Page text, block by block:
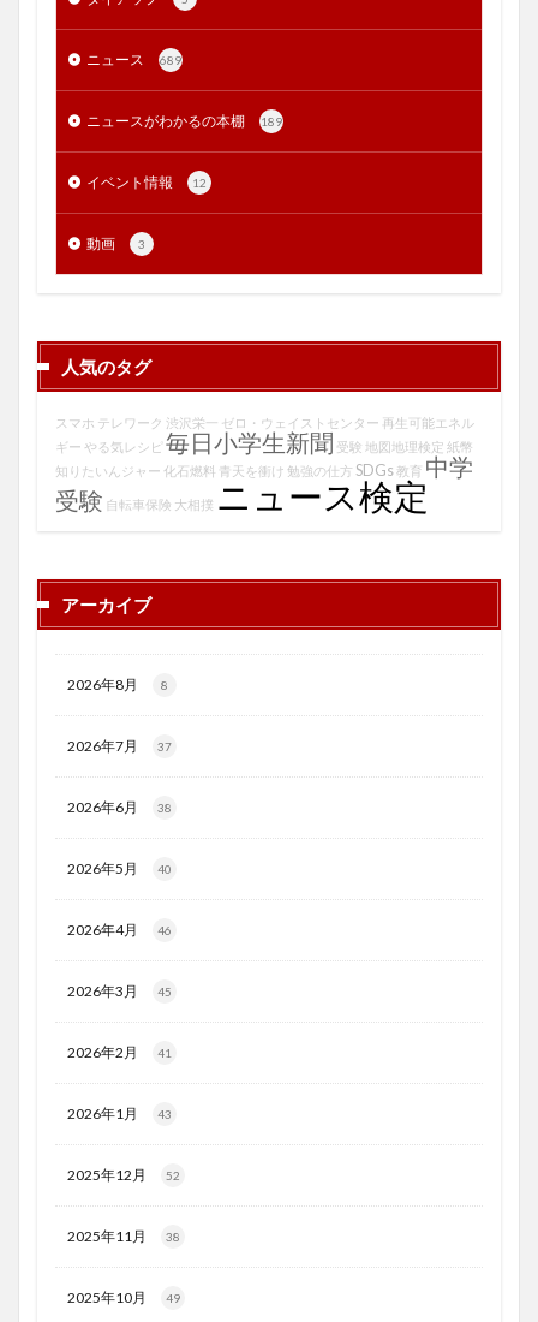
ニュース 689
ニュースがわかるの本棚 189
イベント情報 12
動画 3
人気のタグ
スマホ テレワーク 渋沢栄一 ゼロ・ウェイストセンター 再生可能エネル
ギー やる気レシピ 毎日小学生新聞 受験 地図地理検定 紙幣
知りたいんジャー 化石燃料 青天を衝け 勉強の仕方 SDGs教育 中学
受験 自転車保険 大相撲 ニュース検定
アーカイブ
2026年8月 8
2026年7月 37
2026年6月 38
2026年5月 40
2026年4月 46
2026年3月 45
2026年2月 41
2026年1月 43
2025年12月 52
2025年11月 38
2025年10月 49